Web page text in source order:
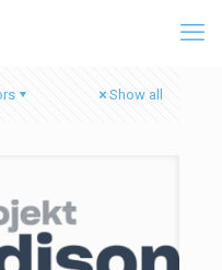
Show all